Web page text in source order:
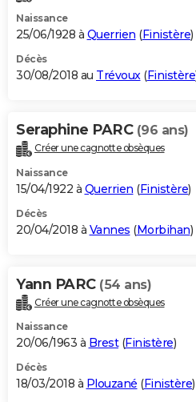
Naissance
25/06/1928 à Querrien (Finistère)
Décès
30/08/2018 au Trévoux(Finistère
Seraphine PARC (96 ans)
Créer une cagnotte obsèques
Naissance
15/04/1922 à Querrien (Finistère)
Décès
20/04/2018 à Vannes (Morbihan)
Yann PARC (54 ans)
Créer une cagnotte obsèques
Naissance
20/06/1963 à Brest(Finistère)
Décès
18/03/2018 à Plouzané (Finistère)